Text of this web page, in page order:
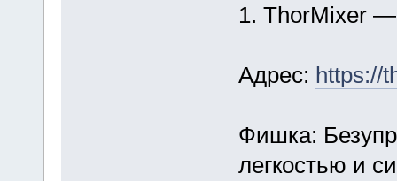
1. ThorMixer
Адрес: https://
Фишка:
легкостью и